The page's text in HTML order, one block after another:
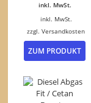
inkl. MwSt.
inkl. MwSt.
zzgl.Versandkosten
ZUM PRODUKT